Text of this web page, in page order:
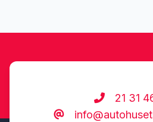
21 31